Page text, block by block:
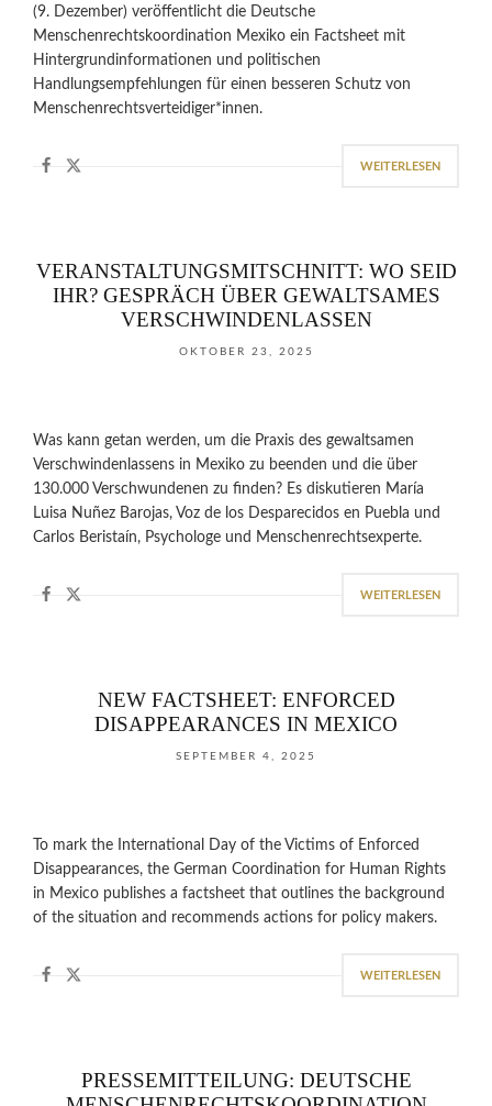
(9. Dezember) veröffentlicht die Deutsche
Menschenrechtskoordination Mexiko ein Factsheet mit
Hintergrundinformationen und politischen
Handlungsempfehlungen für einen besseren Schutz von
Menschenrechtsverteidiger*innen.
WEITERLESEN
VERANSTALTUNGSMITSCHNITT: WO SEID
IHR? GESPRÄCH ÜBER GEWALTSAMES
VERSCHWINDENLASSEN
OKTOBER 23, 2025
Was kann getan werden, um die Praxis des gewaltsamen
Verschwindenlassens in Mexiko zu beenden und die über
130.000 Verschwundenen zu finden? Es diskutieren María
Luisa Nuñez Barojas, Voz de los Desparecidos en Puebla und
Carlos Beristaín, Psychologe und Menschenrechtsexperte.
WEITERLESEN
NEW FACTSHEET: ENFORCED
DISAPPEARANCES IN MEXICO
SEPTEMBER 4, 2025
To mark the International Day of the Victims of Enforced
Disappearances, the German Coordination for Human Rights
in Mexico publishes a factsheet that outlines the background
of the situation and recommends actions for policy makers.
WEITERLESEN
PRESSEMITTEILUNG: DEUTSCHE